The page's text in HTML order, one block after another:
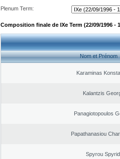
Plenum Term:
Composition finale de IXe Term (22/09/1996 -
Nom et Prénom
Karaminas
Kalantzis
Panagiotopoulos
Papathanasiou
Spyrou